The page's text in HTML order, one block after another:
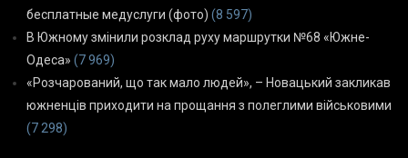
бесплатные медуслуги (фото) (8 597)
В Южному змінили розклад руху маршрутки №68 «Южне-
Одеса» (7 969)
«Розчарований, що так мало людей», – Новацький закликав
южненців приходити на прощання з полеглими військовими
(7 298)